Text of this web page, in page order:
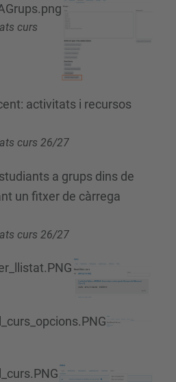
curs
activitats i recursos
curs 26/27
a grups dins de
un fitxer de càrrega
curs 26/27